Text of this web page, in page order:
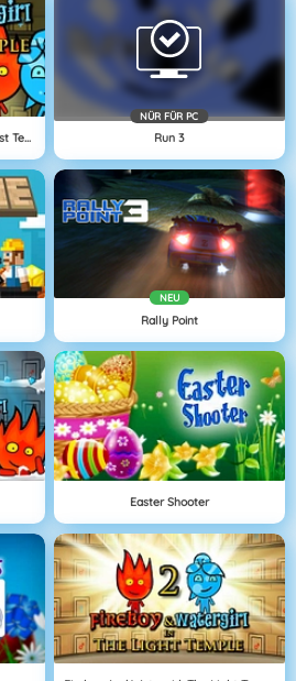
Fireboy And Watergirl: The Forrest Temple
NÜR FÜR PC
Run 3
NEU
Rally Point
Easter Shooter